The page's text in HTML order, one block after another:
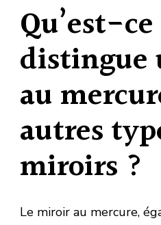
Qu’est-
au
autres
miroirs ?
Le miroir au mercure,